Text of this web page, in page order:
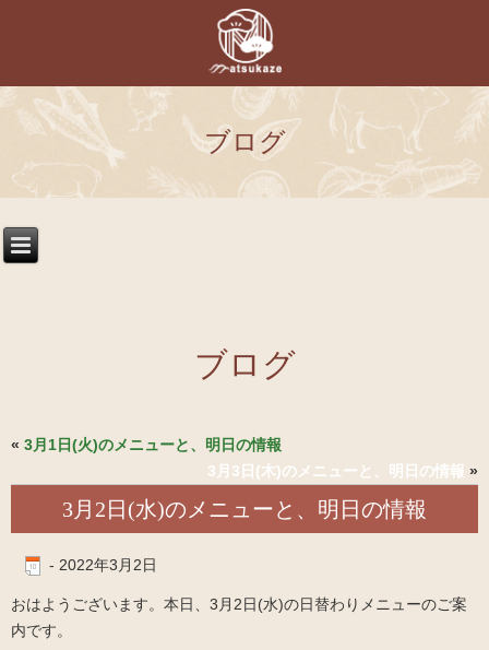
ブログ
ブログ
« 3月1日(火)のメニューと、明日の情報
3月3日(木)のメニューと、明日の情報 »
3月2日(水)のメニューと、明日の情報
- 2022年3月2日
おはようございます。本日、3月2日(水)の日替わりメニューのご案
内です。